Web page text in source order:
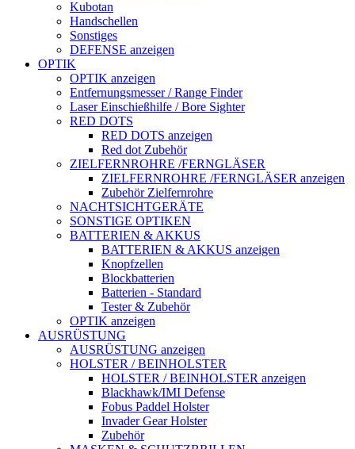
Kubotan
Handschellen
Sonstiges
DEFENSE anzeigen
OPTIK
OPTIK anzeigen
Entfernungsmesser / Range Finder
Laser Einschießhilfe / Bore Sighter
RED DOTS
RED DOTS anzeigen
Red dot Zubehör
ZIELFERNROHRE /FERNGLÄSER
ZIELFERNROHRE /FERNGLÄSER anzeigen
Zubehör Zielfernrohre
NACHTSICHTGERÄTE
SONSTIGE OPTIKEN
BATTERIEN & AKKUS
BATTERIEN & AKKUS anzeigen
Knopfzellen
Blockbatterien
Batterien - Standard
Tester & Zubehör
OPTIK anzeigen
AUSRÜSTUNG
AUSRÜSTUNG anzeigen
HOLSTER / BEINHOLSTER
HOLSTER / BEINHOLSTER anzeigen
Blackhawk/IMI Defense
Fobus Paddel Holster
Invader Gear Holster
Zubehör